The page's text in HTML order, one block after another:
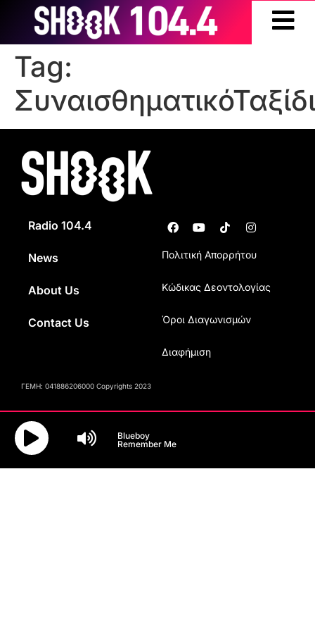
Tag:
ΣυναισθηματικόΤαξίδι
Radio 104.4
News
About Us
Contact Us
Πολιτική Απορρήτου
Κώδικας Δεοντολογίας
Όροι Διαγωνισμών
Διαφήμιση
ΓΕΜΗ: 041886206000 Copyrights 2023
Blueboy
Remember Me